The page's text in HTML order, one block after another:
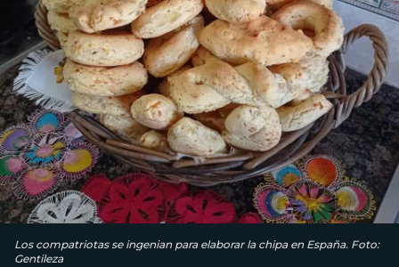
Los compatriotas se ingenian para elaborar la chipa en España. Foto:
Gentileza